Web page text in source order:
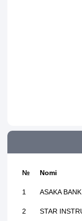
№ Nomi
1 ASAKA
2 STAR